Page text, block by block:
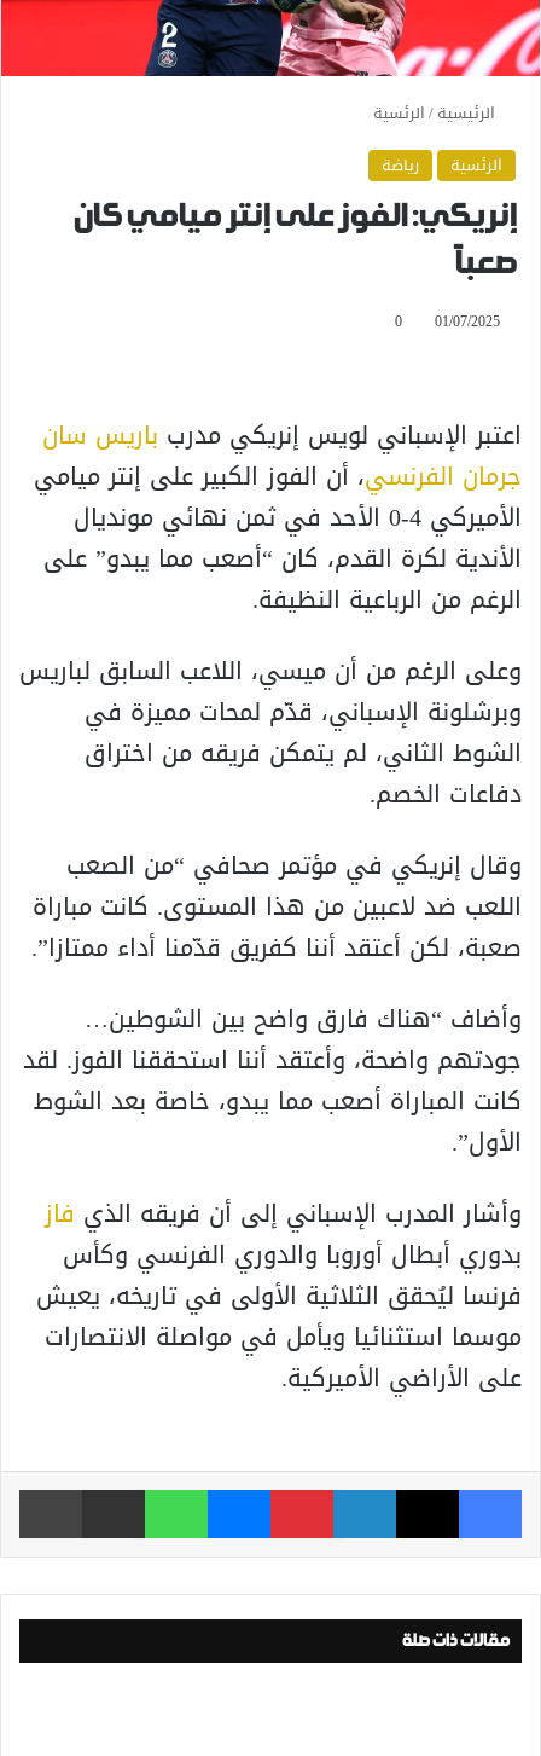
الرئيسية/الرئسية
الرئسية
رياضة
إنريكي: الفوز على إنتر ميامي كان
صعباً
01/07/2025
0
اعتبر الإسباني لويس إنريكي مدرب باريس سان
جرمان الفرنسي، أن الفوز الكبير على إنتر ميامي
الأميركي 4-0 الأحد في ثمن نهائي مونديال
الأندية لكرة القدم، كان “أصعب مما يبدو” على
الرغم من الرباعية النظيفة.
وعلى الرغم من أن ميسي، اللاعب السابق لباريس
وبرشلونة الإسباني، قدّم لمحات مميزة في
الشوط الثاني، لم يتمكن فريقه من اختراق
دفاعات الخصم.
وقال إنريكي في مؤتمر صحافي “من الصعب
اللعب ضد لاعبين من هذا المستوى. كانت مباراة
صعبة، لكن أعتقد أننا كفريق قدّمنا أداء ممتازا”.
وأضاف “هناك فارق واضح بين الشوطين…
جودتهم واضحة، وأعتقد أننا استحققنا الفوز. لقد
كانت المباراة أصعب مما يبدو، خاصة بعد الشوط
الأول”.
وأشار المدرب الإسباني إلى أن فريقه الذي فاز
بدوري أبطال أوروبا والدوري الفرنسي وكأس
فرنسا ليُحقق الثلاثية الأولى في تاريخه، يعيش
موسما استثنائيا ويأمل في مواصلة الانتصارات
على الأراضي الأميركية.
فيسبوك ‫X لينكدإن بينتيريست ماسنجر واتساب مشاركة عبر البريد
مقالات ذات صلة